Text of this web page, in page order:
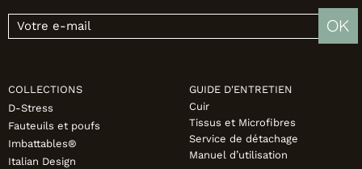
OK
COLLECTIONS
D-Stress
Fauteuils et poufs
Imbattables®
Italian Design
GUIDE D'ENTRETIEN
Cuir
Tissus et Microfibres
Service de détachage
Manuel d’utilisation